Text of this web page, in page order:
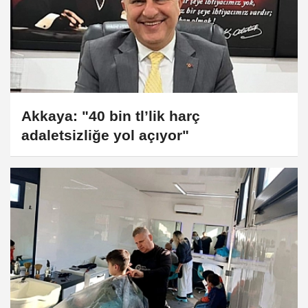
Akkaya: "40 bin tl’lik harç
adaletsizliğe yol açıyor"